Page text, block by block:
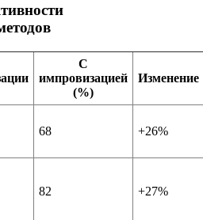
С
импровизацией
(%)
Изменение
68 +26%
82 +27%